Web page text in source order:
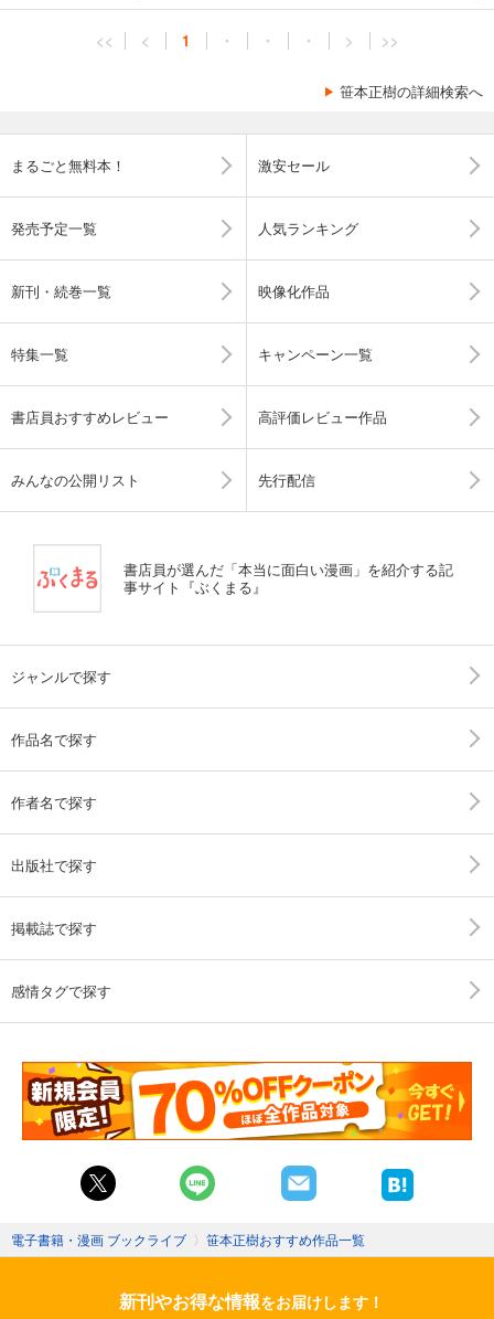
<< < 1 ・ ・ ・ > >>
笹本正樹の詳細検索へ
まるごと無料本！ 激安セール
発売予定一覧 人気ランキング
新刊・続巻一覧 映像化作品
特集一覧 キャンペーン一覧
書店員おすすめレビュー 高評価レビュー作品
みんなの公開リスト 先行配信
書店員が選んだ「本当に面白い漫画」を紹介する記
事サイト『ぶくまる』
ジャンルで探す
作品名で探す
作者名で探す
出版社で探す
掲載誌で探す
感情タグで探す
電子書籍・漫画 ブックライブ 〉 笹本正樹おすすめ作品一覧
新刊やお得な情報をお届けします！